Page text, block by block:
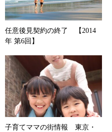
任意後見契約の終了 【2014
年 第6回】
子育てママの街情報 東京・